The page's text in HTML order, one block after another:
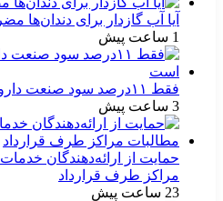
آیا آب گازدار برای دندان‌ها
1 ساعت پیش
فقط ۱۱‌درصد سود صنعت دارو تبدیل به نقدینگی شده است
3 ساعت پیش
حمایت از ارائه‌دهندگان
مراکز طرف قرارداد
23 ساعت پیش